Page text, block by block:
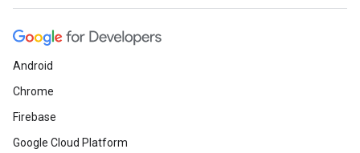
Android
Chrome
Firebase
Google Cloud Platform